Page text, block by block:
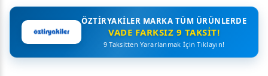
ÖZTIRYAKILER MARKA TÜM ÜRÜNLERDE
VADE FARKSIZ 9 TAKSIT!
9 Taksitten Yararlanmak İçin Tıklayın!